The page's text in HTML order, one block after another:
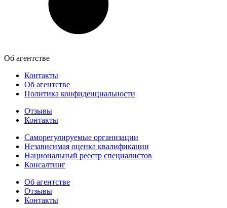
Об агентстве
Контакты
Об агентстве
Политика конфиденциальности
Отзывы
Контакты
Саморегулируемые организации
Независимая оценка квалификации
Национальный реестр специалистов
Консалтинг
Об агентстве
Отзывы
Контакты